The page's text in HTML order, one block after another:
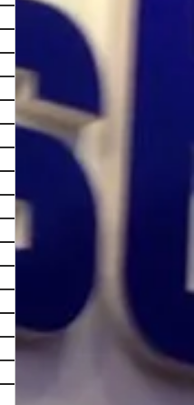
事
事
事
事
記事
事
記事
記事
記事